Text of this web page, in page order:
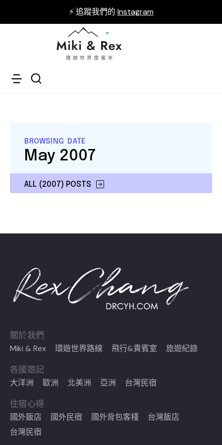
⚡ 追蹤我們的 Instagram
BROWSING DATE
ALL (2007) POSTS
May 2007
關於我們
Miki & Rex 環遊世界路線 飛行&貴賓室 旅遊紀錄
各國遊記
大洋洲 歐洲 北美洲 亞洲 台灣民宿
住宿心得
國外飯店 國外民宿 國外背包客棧
台灣飯店
台灣民宿